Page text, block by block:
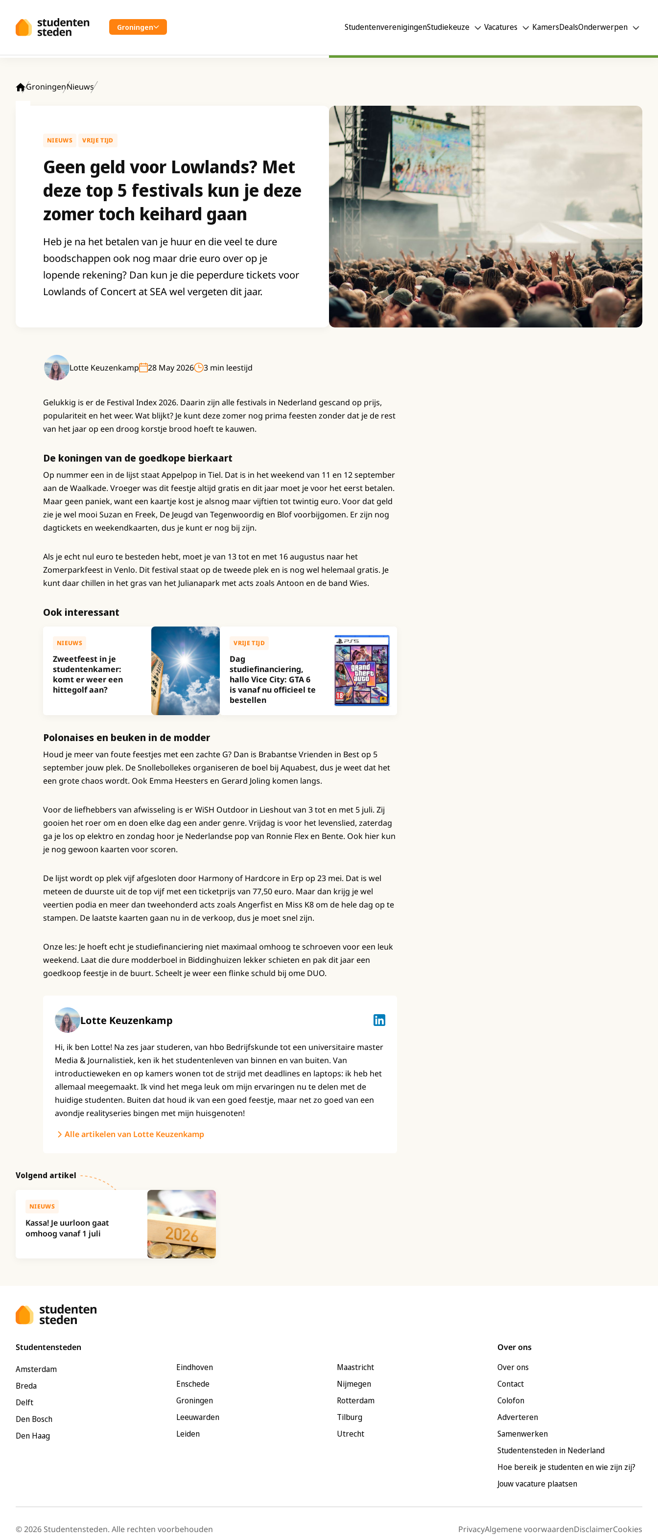
Groningen StudentenverenigingenStudiekeuze Vacatures KamersDealsOnderwerpen
GroningenNieuws
NIEUWS VRIJE TIJD
Geen geld voor Lowlands? Met
deze top 5 festivals kun je deze
zomer toch keihard gaan
Heb je na het betalen van je huur en die veel te dure
boodschappen ook nog maar drie euro over op je
lopende rekening? Dan kun je die peperdure tickets voor
Lowlands of Concert at SEA wel vergeten dit jaar.
Lotte Keuzenkamp 28 May 2026 3 min leestijd
Gelukkig is er de Festival Index 2026. Daarin zijn alle festivals in Nederland gescand op prijs,
populariteit en het weer. Wat blijkt? Je kunt deze zomer nog prima feesten zonder dat je de rest
van het jaar op een droog korstje brood hoeft te kauwen.
De koningen van de goedkope bierkaart
Op nummer een in de lijst staat Appelpop in Tiel. Dat is in het weekend van 11 en 12 september
aan de Waalkade. Vroeger was dit feestje altijd gratis en dit jaar moet je voor het eerst betalen.
Maar geen paniek, want een kaartje kost je alsnog maar vijftien tot twintig euro. Voor dat geld
zie je wel mooi Suzan en Freek, De Jeugd van Tegenwoordig en Blof voorbijgomen. Er zijn nog
dagtickets en weekendkaarten, dus je kunt er nog bij zijn.
Als je echt nul euro te besteden hebt, moet je van 13 tot en met 16 augustus naar het
Zomerparkfeest in Venlo. Dit festival staat op de tweede plek en is nog wel helemaal gratis. Je
kunt daar chillen in het gras van het Julianapark met acts zoals Antoon en de band Wies.
Ook interessant
NIEUWS
Zweetfeest in je
studentenkamer:
komt er weer een
hittegolf aan?
VRIJE TIJD
Dag
studiefinanciering,
hallo Vice City: GTA 6
is vanaf nu officieel te
bestellen
Polonaises en beuken in de modder
Houd je meer van foute feestjes met een zachte G? Dan is Brabantse Vrienden in Best op 5
september jouw plek. De Snollebollekes organiseren de boel bij Aquabest, dus je weet dat het
een grote chaos wordt. Ook Emma Heesters en Gerard Joling komen langs.
Voor de liefhebbers van afwisseling is er WiSH Outdoor in Lieshout van 3 tot en met 5 juli. Zij
gooien het roer om en doen elke dag een ander genre. Vrijdag is voor het levenslied, zaterdag
ga je los op elektro en zondag hoor je Nederlandse pop van Ronnie Flex en Bente. Ook hier kun
je nog gewoon kaarten voor scoren.
De lijst wordt op plek vijf afgesloten door Harmony of Hardcore in Erp op 23 mei. Dat is wel
meteen de duurste uit de top vijf met een ticketprijs van 77,50 euro. Maar dan krijg je wel
veertien podia en meer dan tweehonderd acts zoals Angerfist en Miss K8 om de hele dag op te
stampen. De laatste kaarten gaan nu in de verkoop, dus je moet snel zijn.
Onze les: Je hoeft echt je studiefinanciering niet maximaal omhoog te schroeven voor een leuk
weekend. Laat die dure modderboel in Biddinghuizen lekker schieten en pak dit jaar een
goedkoop feestje in de buurt. Scheelt je weer een flinke schuld bij ome DUO.
Lotte Keuzenkamp
Lotte Keuzenkamp op LinkedIn
Hi, ik ben Lotte! Na zes jaar studeren, van hbo Bedrijfskunde tot een universitaire master
Media & Journalistiek, ken ik het studentenleven van binnen en van buiten. Van
introductieweken en op kamers wonen tot de strijd met deadlines en laptops: ik heb het
allemaal meegemaakt. Ik vind het mega leuk om mijn ervaringen nu te delen met de
huidige studenten. Buiten dat houd ik van een goed feestje, maar net zo goed van een
avondje realityseries bingen met mijn huisgenoten!
Alle artikelen van Lotte Keuzenkamp
Volgend artikel
NIEUWS
Kassa! Je uurloon gaat
omhoog vanaf 1 juli
Studentensteden
Amsterdam
Breda
Delft
Den Bosch
Den Haag
Eindhoven
Enschede
Groningen
Leeuwarden
Leiden
Maastricht
Nijmegen
Rotterdam
Tilburg
Utrecht
Over ons
Over ons
Contact
Colofon
Adverteren
Samenwerken
Studentensteden in Nederland
Hoe bereik je studenten en wie zijn zij?
Jouw vacature plaatsen
© 2026 Studentensteden. Alle rechten voorbehouden PrivacyAlgemene voorwaardenDisclaimerCookies